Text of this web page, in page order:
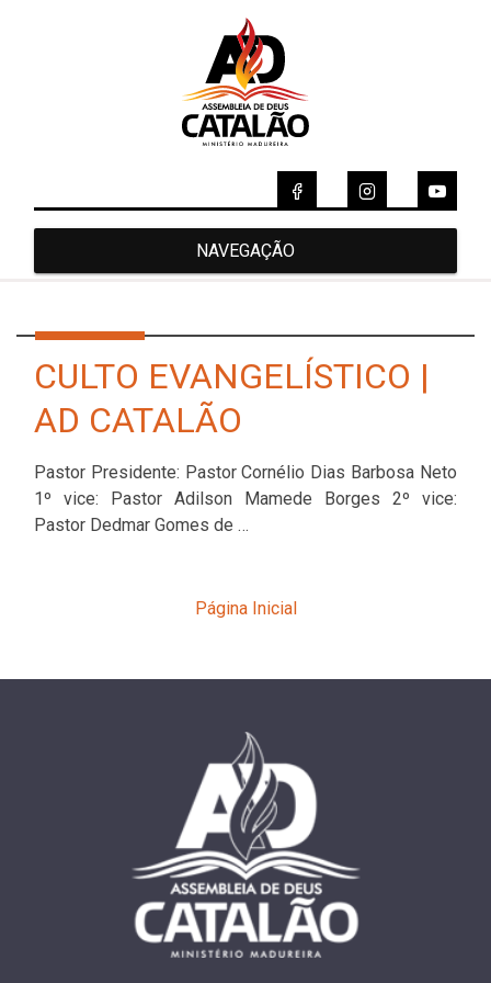
NAVEGAÇÃO
CULTO EVANGELÍSTICO |
AD CATALÃO
Pastor Presidente: Pastor Cornélio Dias Barbosa Neto
1º vice: Pastor Adilson Mamede Borges 2º vice:
Pastor Dedmar Gomes de …
Página Inicial